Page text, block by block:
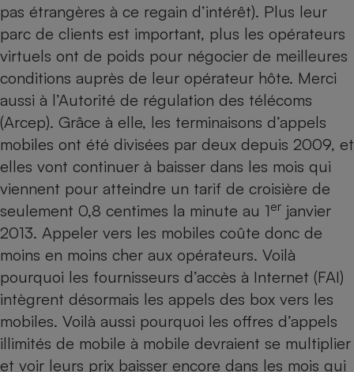
pas étrangères à ce regain d’intérêt). Plus leur
parc de clients est important, plus les opérateurs
virtuels ont de poids pour négocier de meilleures
conditions auprès de leur opérateur hôte. Merci
aussi à l’Autorité de régulation des télécoms
(Arcep). Grâce à elle, les terminaisons d’appels
mobiles ont été divisées par deux depuis 2009, et
elles vont continuer à baisser dans les mois qui
viennent pour atteindre un tarif de croisière de
seulement 0,8 centimes la minute au 1er janvier
2013. Appeler vers les mobiles coûte donc de
moins en moins cher aux opérateurs. Voilà
pourquoi les fournisseurs d’accès à Internet (FAI)
intègrent désormais les appels des box vers les
mobiles. Voilà aussi pourquoi les offres d’appels
illimités de mobile à mobile devraient se multiplier
et voir leurs prix baisser encore dans les mois qui